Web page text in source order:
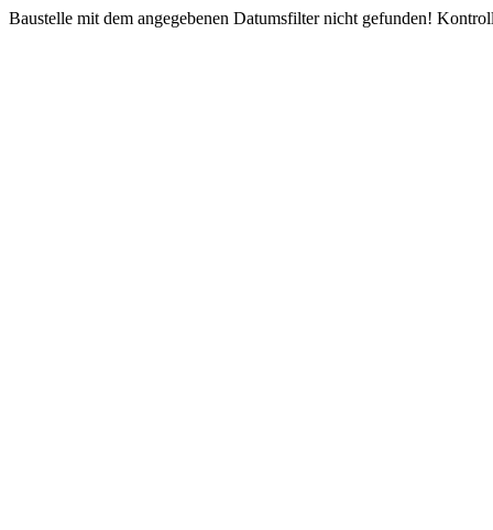
Baustelle mit dem angegebenen Datumsfilter nicht gefunden!